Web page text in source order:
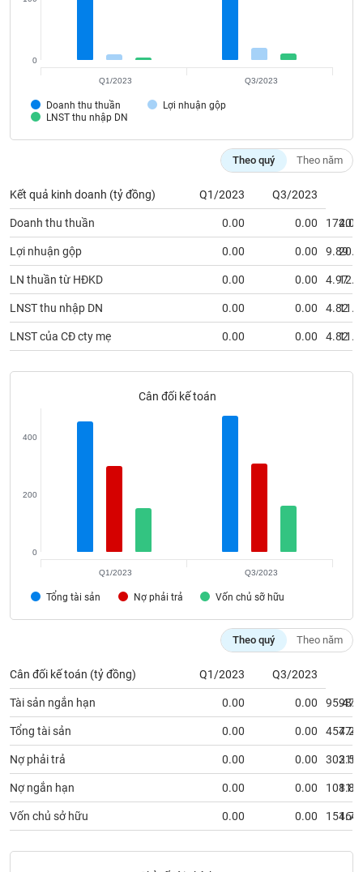
Doanh thu thuần
Lợi nhuận gộp
LNST thu nhập DN
0
Q1/2023 Q3/2023
Theo quý Theo năm
Kết quả kinh doanh (tỷ đồng) Q1/2023 Q3/2023
Doanh thu thuần 0.00 0.00 174.01
Lợi nhuận gộp 0.00 0.00 9.89
LN thuần từ HĐKD 0.00 0.00 4.97
LNST thu nhập DN 0.00 0.00 4.82
LNST của CĐ cty mẹ 0.00 0.00 4.82
Cân đối kế toán
Tổng tài sản Nợ phải trả Vốn chủ sỡ hữu
0
200
400
Q1/2023 Q3/2023
Theo quý Theo năm
Cân đối kế toán (tỷ đồng) Q1/2023 Q3/2023
Tài sản ngắn hạn 0.00 0.00 95.47
Tổng tài sản 0.00 0.00 457.26
Nợ phải trả 0.00 0.00 302.50
Nợ ngắn hạn 0.00 0.00 108.86
Vốn chủ sở hữu 0.00 0.00 154.76
SÓC
TÀI
CHÍNH
CÔNG
NGHỆ
THÔNG
TIN
DỊCH
VỤ
ÍCH
ĐỘNG
SẢN
chứng
khoán
(-)
Tất cả Chứng chỉ quỹ Chứng
Lãnh
đạo
(-)
Tất cả Người nội bộ Người liên quan Cổ đông lớn